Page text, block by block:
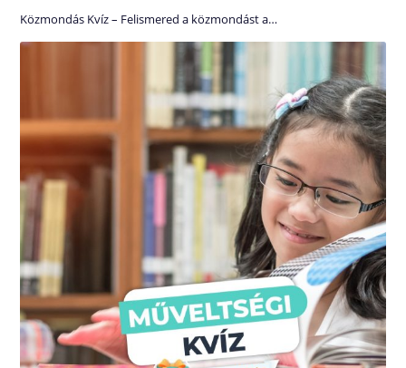
Közmondás Kvíz – Felismered a közmondást a…